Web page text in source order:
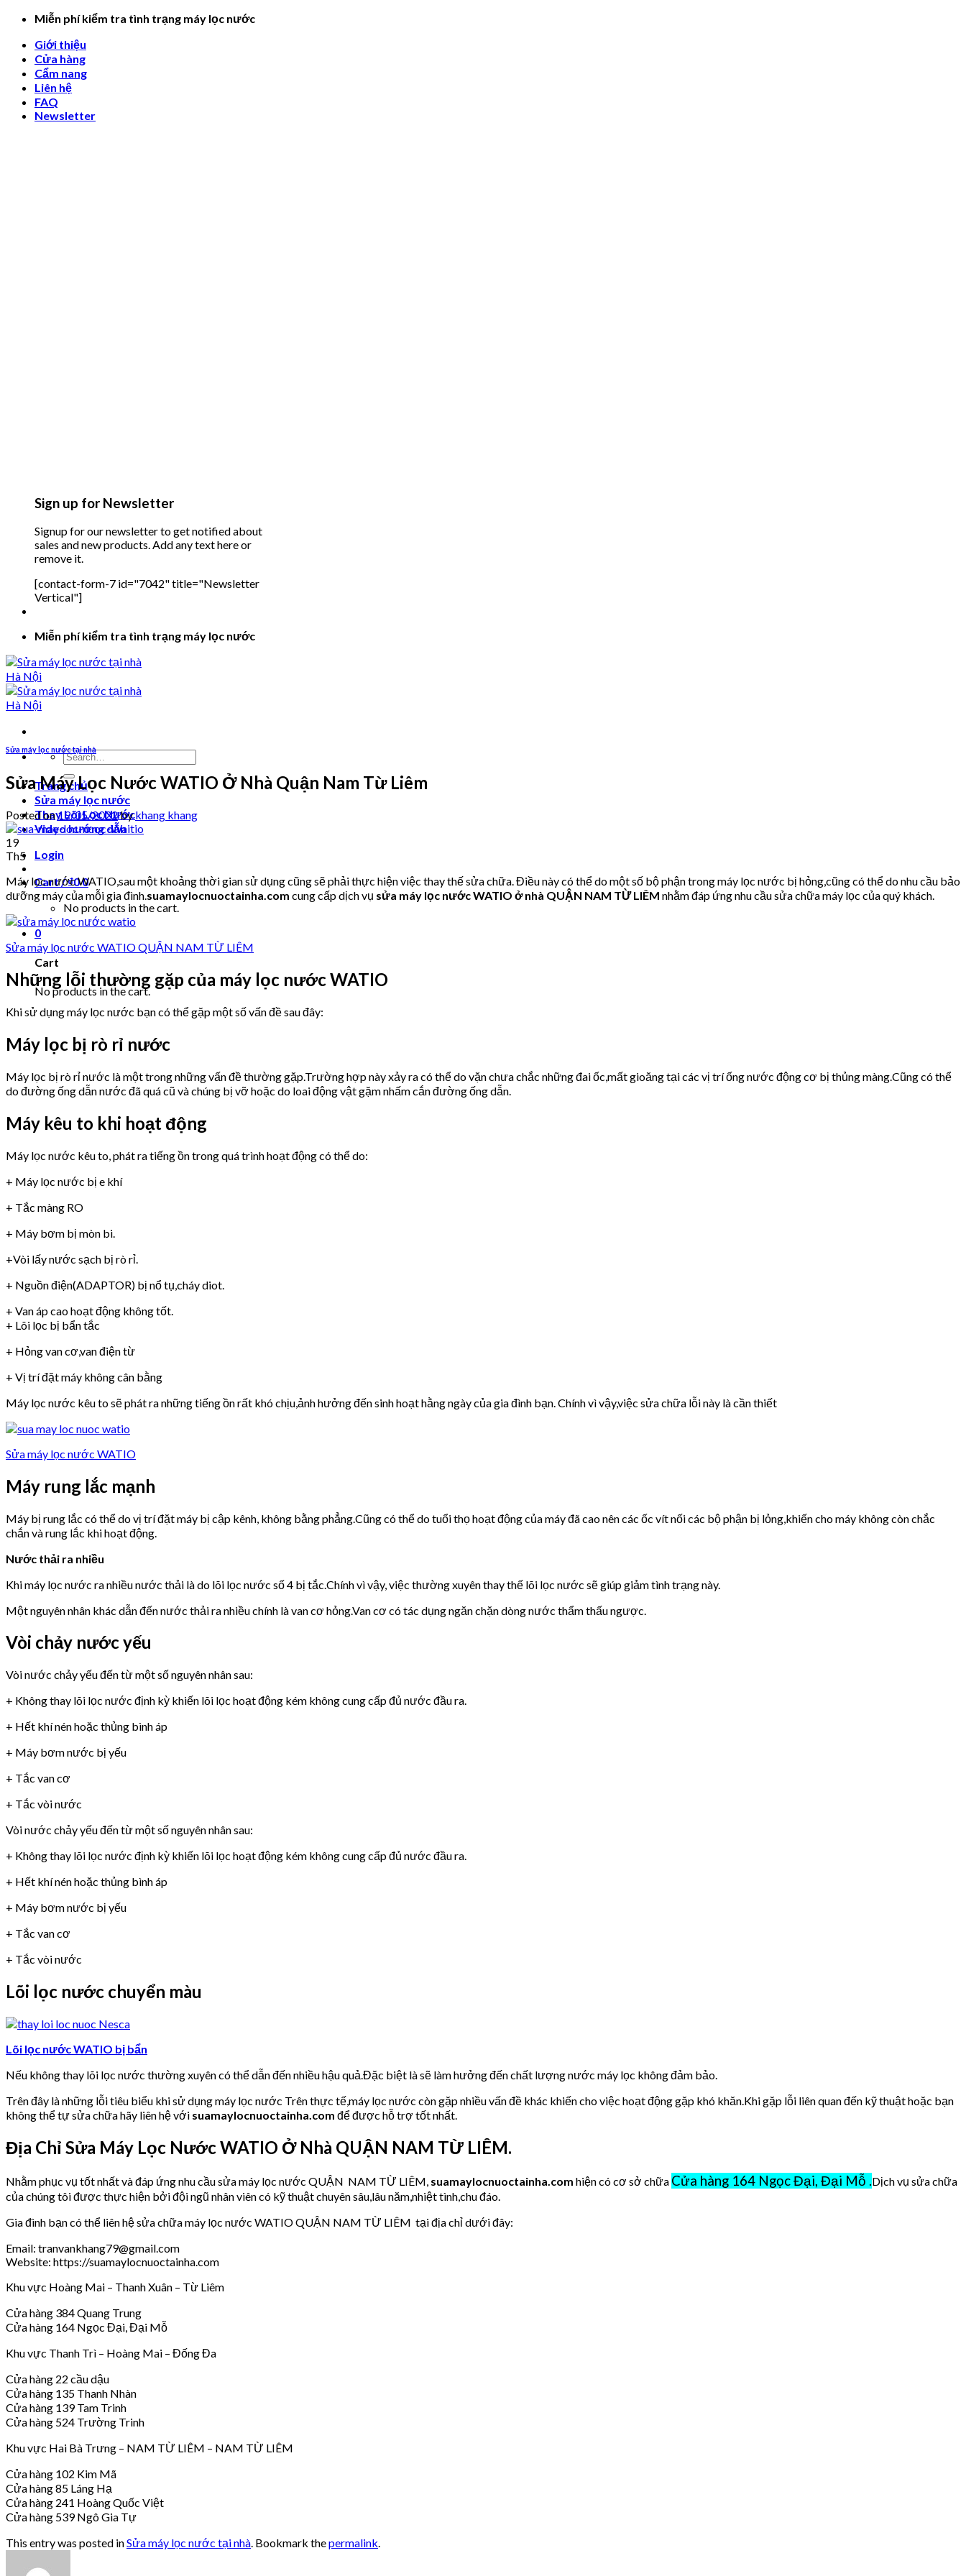
Skip
content
Miễn phí kiểm tra tình trạng máy lọc nước
Giới thiệu
Cửa hàng
Cẩm nang
Liên hệ
FAQ
Newsletter
Sign up for Newsletter
Signup for our newsletter to get notified about
sales and new products. Add any text here or
remove it.
[contact-form-7 id="7042" title="Newsletter
Vertical"]
Miễn phí kiểm tra tình trạng máy lọc nước
Search
for:
Trang chủ
Sửa máy lọc nước
Thay Lõi Lọc Nước
Video hướng dẫn
Login
Cart /₫00
No products in the cart.
0
Cart
No products in the cart.
Sửa máy lọc nước tại nhà
Sửa Máy Lọc Nước WATIO Ở Nhà Quận Nam Từ Liêm
Posted on19/05/2022bykhang khang
19
Th5
Máy lọc nước WATIO,sau một khoảng thời gian sử dụng cũng sẽ phải thực hiện việc thay thế sửa chữa. Điều này có thể do một số bộ phận trong máy lọc nước bị hỏng,cũng có thể do nhu cầu bảo
dưỡng máy của mỗi gia đình.suamaylocnuoctainha.com cung cấp dịch vụ sửa máy lọc nước WATIO ở nhà QUẬN NAM TỪ LIÊM nhằm đáp ứng nhu cầu sửa chữa máy lọc của quý khách.
Sửa máy lọc nước WATIO QUẬN NAM TỪ LIÊM
Những lỗi thường gặp của máy lọc nước WATIO
Khi sử dụng máy lọc nước bạn có thể gặp một số vấn đề sau đây:
Máy lọc bị rò rỉ nước
Máy lọc bị rò rỉ nước là một trong những vấn đề thường gặp.Trường hợp này xảy ra có thể do vặn chưa chắc những đai ốc,mất gioăng tại các vị trí ống nước động cơ bị thủng màng.Cũng có thể
do đường ống dẫn nước đã quá cũ và chúng bị vỡ hoặc do loai động vật gặm nhấm cắn đường ống dẫn.
Máy kêu to khi hoạt động
Máy lọc nước kêu to, phát ra tiếng ồn trong quá trình hoạt động có thể do:
+ Máy lọc nước bị e khí
+ Tắc màng RO
+ Máy bơm bị mòn bi.
+Vòi lấy nước sạch bị rò rỉ.
+ Nguồn điện(ADAPTOR) bị nổ tụ,cháy diot.
+ Van áp cao hoạt động không tốt.
+ Lõi lọc bị bẩn tắc
+ Hỏng van cơ,van điện từ
+ Vị trí đặt máy không cân bằng
Máy lọc nước kêu to sẽ phát ra những tiếng ồn rất khó chịu,ảnh hưởng đến sinh hoạt hằng ngày của gia đình bạn. Chính vì vậy,việc sửa chữa lỗi này là cần thiết
Sửa máy lọc nước WATIO
Máy rung lắc mạnh
Máy bị rung lắc có thể do vị trí đặt máy bị cập kênh, không bằng phẳng.Cũng có thể do tuổi thọ hoạt động của máy đã cao nên các ốc vít nối các bộ phận bị lỏng,khiến cho máy không còn chắc
chắn và rung lắc khi hoạt động.
Nước thải ra nhiều
Khi máy lọc nước ra nhiều nước thải là do lõi lọc nước số 4 bị tắc.Chính vì vậy, việc thường xuyên thay thế lõi lọc nước sẽ giúp giảm tình trạng này.
Một nguyên nhân khác dẫn đến nước thải ra nhiều chính là van cơ hỏng.Van cơ có tác dụng ngăn chặn dòng nước thẩm thấu ngược.
Vòi chảy nước yếu
Vòi nước chảy yếu đến từ một số nguyên nhân sau:
+ Không thay lõi lọc nước định kỳ khiến lõi lọc hoạt động kém không cung cấp đủ nước đầu ra.
+ Hết khí nén hoặc thủng bình áp
+ Máy bơm nước bị yếu
+ Tắc van cơ
+ Tắc vòi nước
Vòi nước chảy yếu đến từ một số nguyên nhân sau:
+ Không thay lõi lọc nước định kỳ khiến lõi lọc hoạt động kém không cung cấp đủ nước đầu ra.
+ Hết khí nén hoặc thủng bình áp
+ Máy bơm nước bị yếu
+ Tắc van cơ
+ Tắc vòi nước
Lõi lọc nước chuyển màu
Lõi lọc nước WATIO bị bẩn
Nếu không thay lõi lọc nước thường xuyên có thể dẫn đến nhiều hậu quả.Đặc biệt là sẽ làm hưởng đến chất lượng nước máy lọc không đảm bảo.
Trên đây là những lỗi tiêu biểu khi sử dụng máy lọc nước Trên thực tế,máy lọc nước còn gặp nhiều vấn đề khác khiến cho việc hoạt động gặp khó khăn.Khi gặp lỗi liên quan đến kỹ thuật hoặc bạn
không thể tự sửa chữa hãy liên hệ với suamaylocnuoctainha.com để được hỗ trợ tốt nhất.
Địa Chỉ Sửa Máy Lọc Nước WATIO Ở Nhà QUẬN NAM TỪ LIÊM.
Nhằm phục vụ tốt nhất và đáp ứng nhu cầu sửa máy lọc nước QUẬN NAM TỪ LIÊM, suamaylocnuoctainha.com hiện có cơ sở chữa Cửa hàng 164 Ngọc Đại, Đại Mỗ .Dịch vụ sửa chữa
của chúng tôi được thực hiện bởi đội ngũ nhân viên có kỹ thuật chuyên sâu,lâu năm,nhiệt tình,chu đáo.
Gia đình bạn có thể liên hệ sửa chữa máy lọc nước WATIO QUẬN NAM TỪ LIÊM tại địa chỉ dưới đây:
Email: tranvankhang79@gmail.com
Website: https://suamaylocnuoctainha.com
Khu vực Hoàng Mai – Thanh Xuân – Từ Liêm
Cửa hàng 384 Quang Trung
Cửa hàng 164 Ngọc Đại, Đại Mỗ
Khu vực Thanh Trì – Hoàng Mai – Đống Đa
Cửa hàng 22 cầu dậu
Cửa hàng 135 Thanh Nhàn
Cửa hàng 139 Tam Trinh
Cửa hàng 524 Trường Trinh
Khu vực Hai Bà Trưng – NAM TỪ LIÊM – NAM TỪ LIÊM
Cửa hàng 102 Kim Mã
Cửa hàng 85 Láng Hạ
Cửa hàng 241 Hoàng Quốc Việt
Cửa hàng 539 Ngô Gia Tự
This entry was posted inSửa máy lọc nước tại nhà. Bookmark thepermalink.